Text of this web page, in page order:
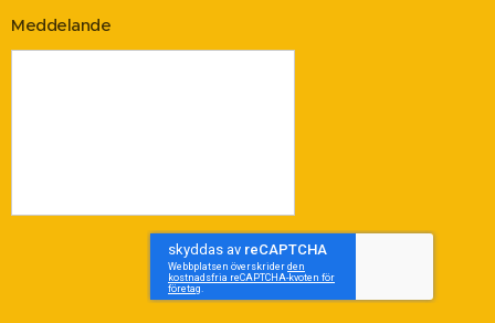
Meddelande